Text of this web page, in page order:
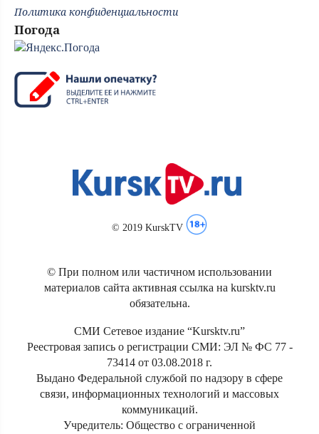
Политика конфиденциальности
Погода
© 2019 KurskTV
© При полном или частичном использовании
материалов сайта активная ссылка на kursktv.ru
обязательна.
СМИ Сетевое издание “Kursktv.ru”
Реестровая запись о регистрации СМИ: ЭЛ № ФС 77 -
73414 от 03.08.2018 г.
Выдано Федеральной службой по надзору в сфере
связи, информационных технологий и массовых
коммуникаций.
Учредитель: Общество с ограниченной